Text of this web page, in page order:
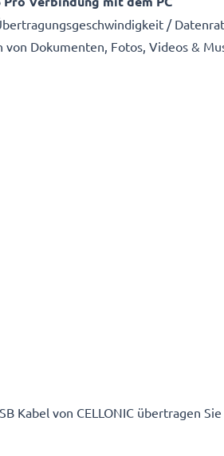
/
Dokumenten, Fotos, Videos &
Kabel von CELLONIC übertragen